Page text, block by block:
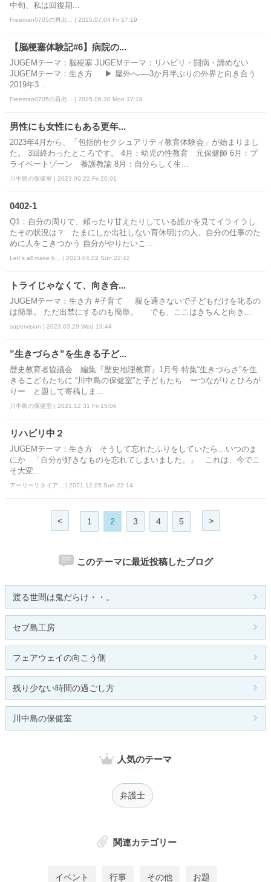
中旬、私は回復期...
Freeman0705の再出... | 2025.07.04 Fri 17:19
【脳梗塞体験記#6】病院の...
JUGEMテーマ：脳梗塞 JUGEMテーマ：リハビリ・闘病・諦めない
JUGEMテーマ：生き方 ▶ 屋外へ──3か月半ぶりの外界と向き合う
2019年3...
Freeman0705の再出... | 2025.06.30 Mon 17:18
男性にも女性にもある更年...
2023年4月から、「包括的セクシュアリティ教育体験会」が始まりまし
た。 3回終わったところです。 4月：幼児の性教育 元保健師 6月：プ
ライベートゾーン 養護教諭 8月：自分らしく生...
川中島の保健室 | 2023.09.22 Fri 20:01
0402-1
Q1：自分の周りで、頼ったり甘えたりしている誰かを見てイライラし
たその状況は？ たまにしか出社しない育休明けの人。自分の仕事のた
めに人をこきつかう 自分がやりたいこ...
Let\'s all make b... | 2023.04.02 Sun 22:42
トライじゃなくて、向き合...
JUGEMテーマ：生き方 #子育て 親を通さないで子どもだけを叱るの
は簡単。 ただ出禁にするのも簡単。 でも、ここはきちんと向き...
supervision | 2023.03.29 Wed 19:44
”生きづらさ”を生きる子ど...
歴史教育者協議会 編集『歴史地理教育』1月号 特集“生きづらさ”を生
きるこどもたちに “川中島の保健室”と子どもたち ーつながりとひろが
りー と題して寄稿しま...
川中島の保健室 | 2021.12.31 Fri 15:06
リハビリ中２
JUGEMテーマ：生き方 そうして忘れたふりをしていたら…いつのま
にか 「自分が好きなものを忘れてしまいました。」 これは、今でこ
そ大変...
アーリーリタイア... | 2021.12.05 Sun 22:14
< 1 2 3 4 5 >
このテーマに最近投稿したブログ
渡る世間は鬼だらけ・・。
セブ島工房
フェアウェイの向こう側
残り少ない時間の過ごし方
川中島の保健室
人気のテーマ
弁護士
関連カテゴリー
イベント 行事 その他 お題